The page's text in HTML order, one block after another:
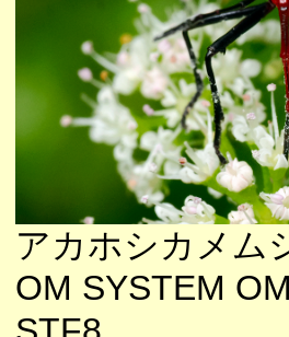
アカホシカメム
OM SYSTEM